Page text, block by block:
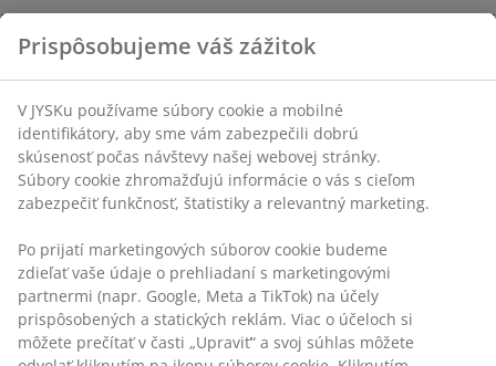
Čo je páperie z kajky morskej?
Páperie z kajky morskej je najľahší a najviac izolačný
nespracovaný materiál na svete. Páperie je zbierané z
hniezd po vyliahnutí vtákov z vajíčok a po tom, ako
opustia hniezdo. Je čistené a triedené manuálne. Toto
materiál na trhu.
Existujú aj iné typy kačacieho páperia, ako napríklad
páperie z kačice pižmovej, ktoré má veľmi podobné
vlastnosti.
Prispôsobujeme váš zážitok
V JYSKu používame súbory cookie a mobilné
identifikátory, aby sme vám zabezpečili dobrú
skúsenosť počas návštevy našej webovej stránky.
Súbory cookie zhromažďujú informácie o vás s cieľom
zabezpečiť funkčnosť, štatistiky a relevantný marketing.
Po prijatí marketingových súborov cookie budeme
zdieľať vaše údaje o prehliadaní s marketingovými
partnermi (napr. Google, Meta a TikTok) na účely
prispôsobených a statických reklám. Viac o účeloch si
môžete prečítať v časti „Upraviť“ a svoj súhlas môžete